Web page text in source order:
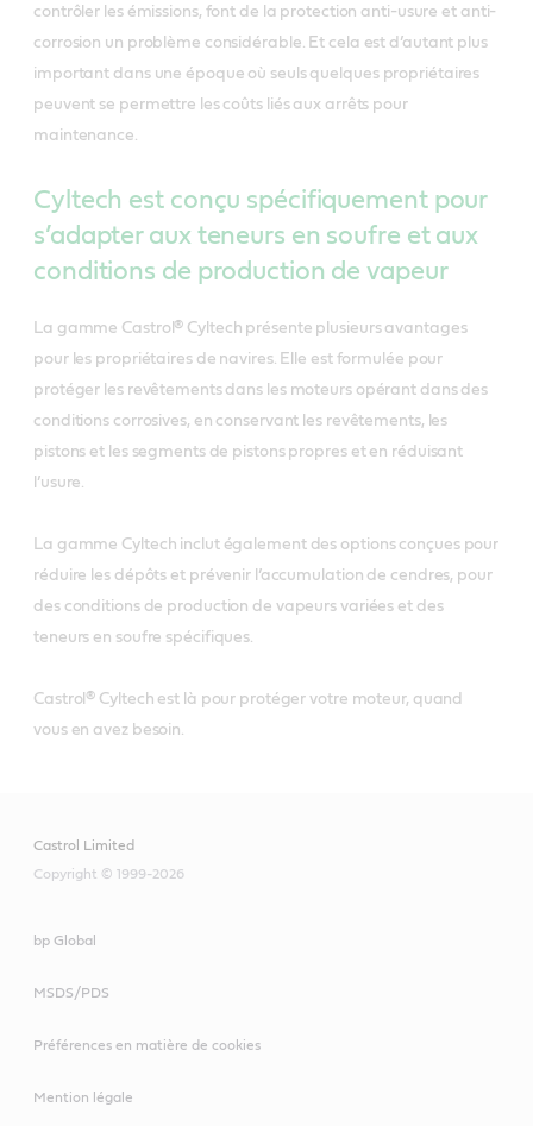
contrôler les émissions, font de la protection anti-usure et anti-
corrosion un problème considérable. Et cela est d’autant plus
important dans une époque où seuls quelques propriétaires
peuvent se permettre les coûts liés aux arrêts pour
maintenance.
Cyltech est conçu spécifiquement pour
s’adapter aux teneurs en soufre et aux
conditions de production de vapeur
La gamme Castrol® Cyltech présente plusieurs avantages
pour les propriétaires de navires. Elle est formulée pour
protéger les revêtements dans les moteurs opérant dans des
conditions corrosives, en conservant les revêtements, les
pistons et les segments de pistons propres et en réduisant
l’usure.
La gamme Cyltech inclut également des options conçues pour
réduire les dépôts et prévenir l’accumulation de cendres, pour
des conditions de production de vapeurs variées et des
teneurs en soufre spécifiques.
Castrol® Cyltech est là pour protéger votre moteur, quand
vous en avez besoin.
Castrol Limited
Copyright © 1999-2026
bp Global
MSDS/PDS
Préférences en matière de cookies
Mention légale